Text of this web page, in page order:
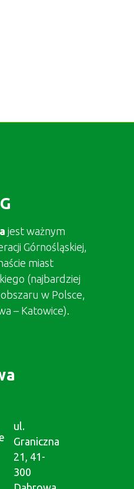
jest ważnym
Górnośląskiej,
miast
(najbardziej
w Polsce,
– Katowice).
ul.
Graniczna
21, 41-
300